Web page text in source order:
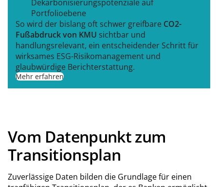
Dekarbonisierungspotenziale auf
Portfolioebene
So wird der bislang oft schwer greifbare CO2-
Fußabdruck von KMU sichtbar und
handlungsrelevant, ein entscheidender Schritt für
wirksames ESG-Risikomanagement und
glaubwürdige Berichterstattung.
Mehr erfahren
Vom Datenpunkt zum
Transitionsplan
Zuverlässige Daten bilden die Grundlage für einen